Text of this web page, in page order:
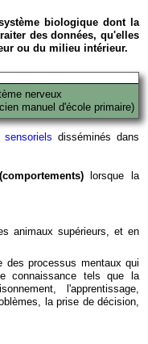
biologique dont la
des données, qu'elles
ou du milieu intérieur.
nerveux
manuel d'école primaire)
sensoriels disséminés dans
lorsque la
animaux supérieurs, et en
des processus mentaux qui
connaissance tels que la
l'apprentissage,
la prise de décision,